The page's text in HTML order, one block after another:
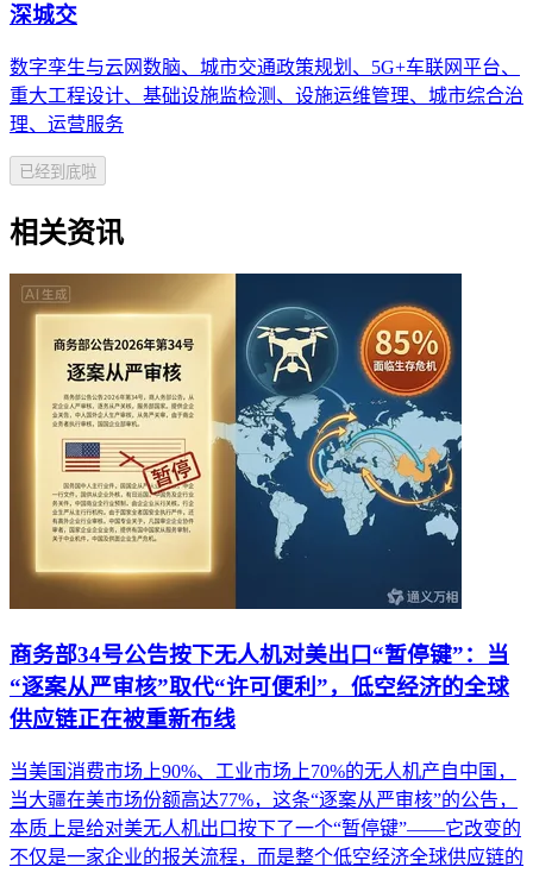
深城交
数字孪生与云网数脑、城市交通政策规划、5G+车联网平台、
重大工程设计、基础设施监检测、设施运维管理、城市综合治
理、运营服务
已经到底啦
相关资讯
商务部34号公告按下无人机对美出口“暂停键”：当
“逐案从严审核”取代“许可便利”，低空经济的全球
供应链正在被重新布线
当美国消费市场上90%、工业市场上70%的无人机产自中国，
当大疆在美市场份额高达77%，这条“逐案从严审核”的公告，
本质上是给对美无人机出口按下了一个“暂停键”——它改变的
不仅是一家企业的报关流程，而是整个低空经济全球供应链的